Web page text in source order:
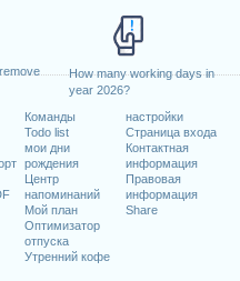
How many working days in
year 2026?
Команды
Todo list
мои дни
рождения
Центр
напоминаний
Мой план
Оптимизатор
отпуска
Утренний кофе
настройки
Страница входа
Контактная
информация
Правовая
информация
Share